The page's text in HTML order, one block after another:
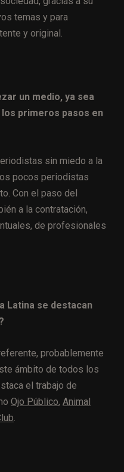
temas y para
y original.
un medio, ya sea
primeros pasos en
sin miedo a la
pocos periodistas
Con el paso del
a la contratación,
de profesionales
Latina se destacan
probablemente
ámbito de todos los
el trabajo de
Ojo Público, Animal
.